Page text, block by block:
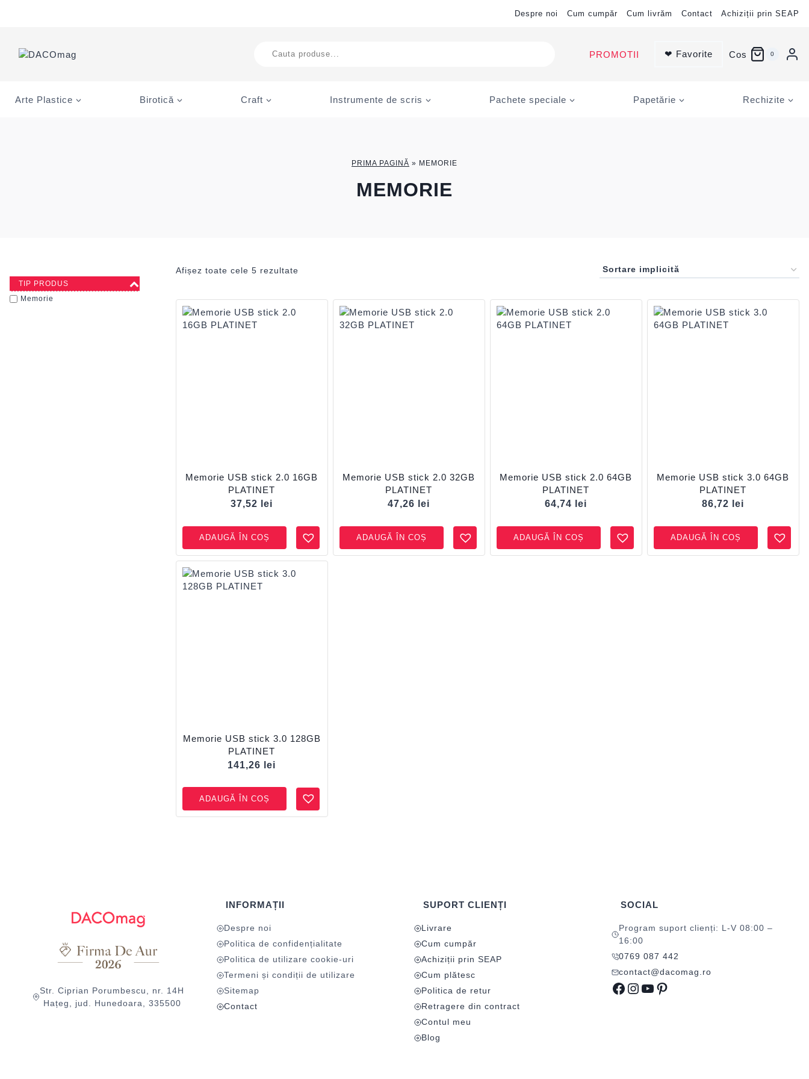
Despre noi Cum cumpăr Cum livrăm Contact Achiziții prin SEAP
search
PROMOTII ❤ Favorite Cos 0
Arte Plastice Birotică Craft Instrumente de scris Pachete speciale Papetărie Rechizite
PRIMA PAGINĂ » MEMORIE
MEMORIE
Afișez toate cele 5 rezultate
Memorie USB stick 2.0 16GB
PLATINET
37,52
lei
ADAUGĂ ÎN COȘ
Memorie USB stick 2.0 32GB
PLATINET
47,26
lei
ADAUGĂ ÎN COȘ
Memorie USB stick 2.0 64GB
PLATINET
64,74
lei
ADAUGĂ ÎN COȘ
Memorie USB stick 3.0 64GB
PLATINET
86,72
lei
ADAUGĂ ÎN COȘ
Memorie USB stick 3.0 128GB
PLATINET
141,26
lei
ADAUGĂ ÎN COȘ
TIP PRODUS
Memorie
Str. Ciprian Porumbescu, nr. 14H
Hațeg, jud. Hunedoara, 335500
INFORMAȚII
Despre noi
Politica de confidențialitate
Politica de utilizare cookie-uri
Termeni și condiții de utilizare
Sitemap
Contact
SUPORT CLIENȚI
Livrare
Cum cumpăr
Achiziții prin SEAP
Cum plătesc
Politica de retur
Retragere din contract
Contul meu
Blog
SOCIAL
Program suport clienți: L-V 08:00 –
16:00
0769 087 442
contact@dacomag.ro
Facebook
Instagram
YouTube
Pinterest